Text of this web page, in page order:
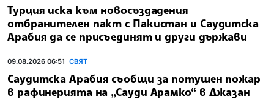
Турция иска към новосъздадения
отбранителен пакт с Пакистан и Саудитска
Арабия да се присъединят и други държави
09.08.2026 06:51 СВЯТ
Саудитска Арабия съобщи за потушен пожар
в рафинерията на „Сауди Арамко“ в Джазан